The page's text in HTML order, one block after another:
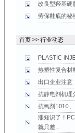
改良型羟基硬
劳保鞋底的秘
首页 >> 行业动态
PLASTIC
热塑性复合材
出口企业注意
抗静电剂机理
抗氧剂1010
涨知识了！
就只差...